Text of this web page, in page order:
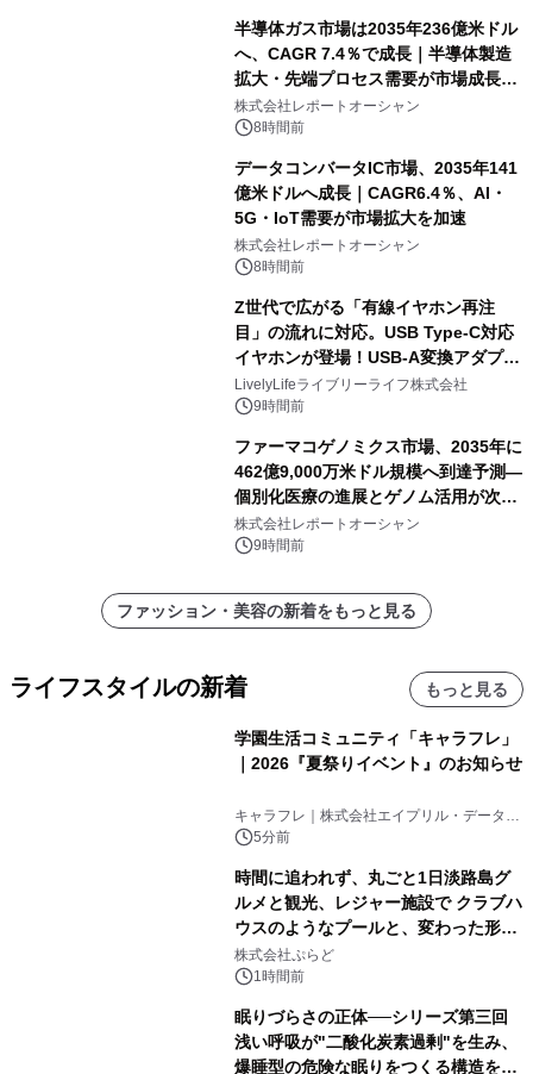
半導体ガス市場は2035年236億米ドル
へ、CAGR 7.4％で成長｜半導体製造
拡大・先端プロセス需要が市場成長を
加速
株式会社レポートオーシャン
8時間前
データコンバータIC市場、2035年141
億米ドルへ成長｜CAGR6.4％、AI・
5G・IoT需要が市場拡大を加速
株式会社レポートオーシャン
8時間前
Z世代で広がる「有線イヤホン再注
目」の流れに対応。USB Type-C対応
イヤホンが登場！USB-A変換アダプタ
ー付きでスマホからパソコンまで幅広
く活用可能
LivelyLifeライブリーライフ株式会社
9時間前
ファーマコゲノミクス市場、2035年に
462億9,000万米ドル規模へ到達予測―
個別化医療の進展とゲノム活用が次世
代ヘルスケア投資を加速
株式会社レポートオーシャン
9時間前
ファッション・美容の新着をもっと見る
ライフスタイルの新着 もっと見る
学園生活コミュニティ「キャラフレ」
｜2026『夏祭りイベント』のお知らせ
キャラフレ｜株式会社エイプリル・データ・
デザインズ
5分前
時間に追われず、丸ごと1日淡路島グ
ルメと観光、レジャー施設で クラブハ
ウスのようなプールと、変わった形の
サウナも 「THE BOXY AWAJI」のお
得な素泊まり連泊プランで
株式会社ぷらど
1時間前
眠りづらさの正体──シリーズ第三回
浅い呼吸が"二酸化炭素過剰"を生み、
爆睡型の危険な眠りをつくる構造を解